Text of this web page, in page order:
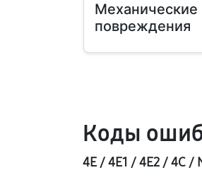
Механические
повреждения
Коды
4E / 4E1 / 4E2 / 4C /